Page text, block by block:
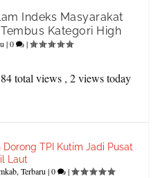
Indeks Masyarakat
Kategori High
|0 |
total views , 2 views today
TPI Kutim Jadi Pusat
Laut
,Terbaru |0 |